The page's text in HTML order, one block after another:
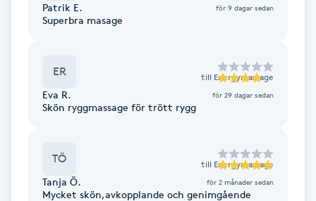
Eyeliner-tatuering
Patrik E. för 9 dagar sedan
Superbra masage
ER till Energymassage
Eva R. för 29 dagar sedan
Skön ryggmassage för trött rygg
TÖ till Energymassage
Tanja Ö. för 2 månader sedan
Mycket skön,avkopplande och genimgående